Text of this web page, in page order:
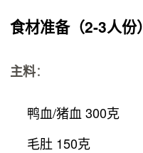
食材准备（2-3人份）
主料：
鸭血/猪血 300克
毛肚 150克